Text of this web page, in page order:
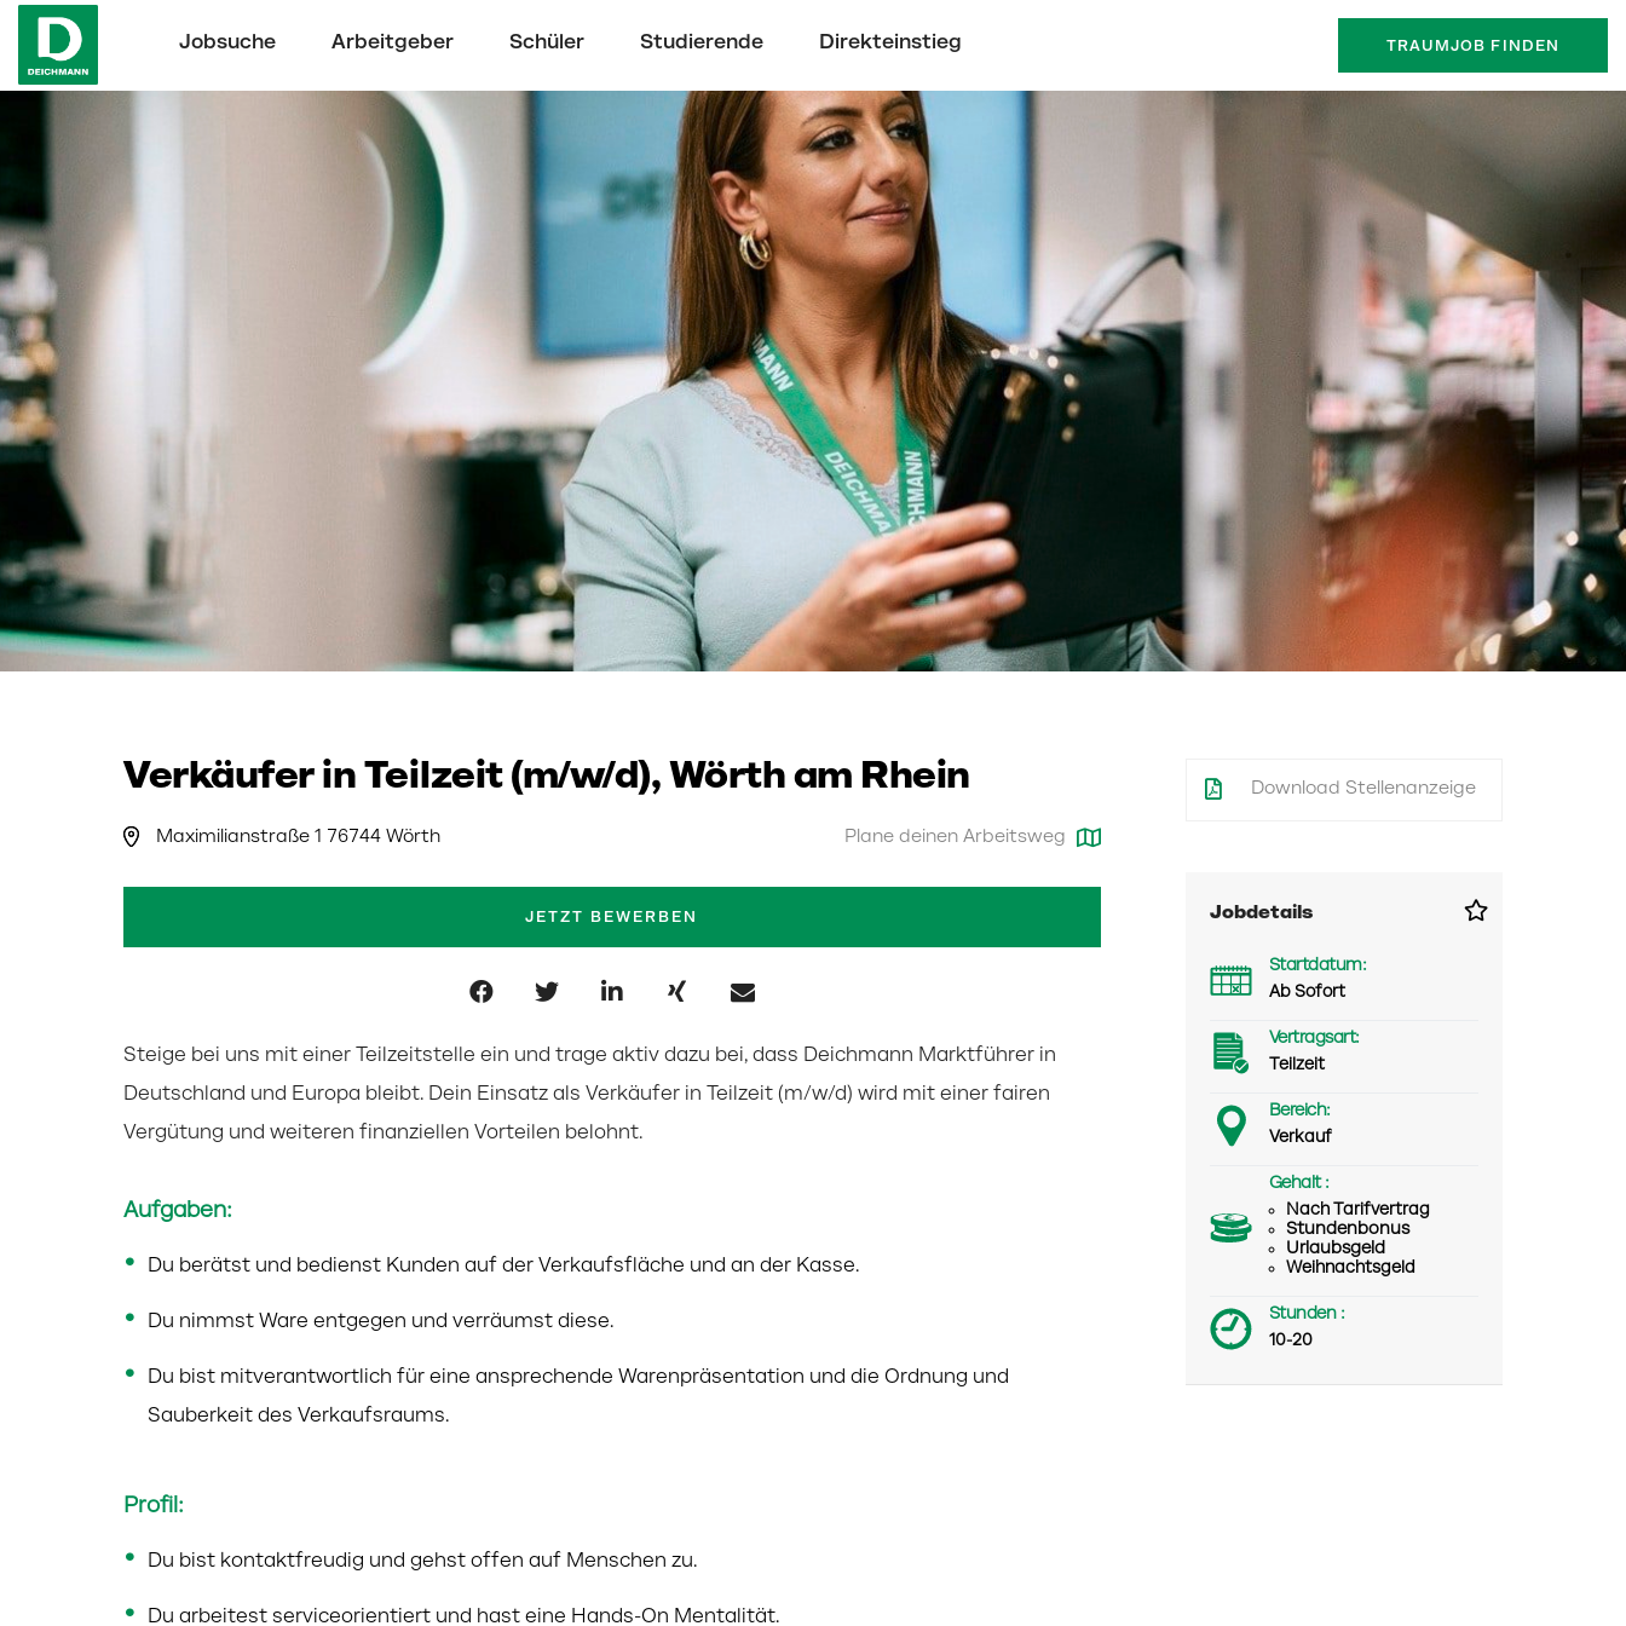
Jobsuche Arbeitgeber Schüler Studierende Direkteinstieg TRAUMJOB FINDEN
Verkäufer in Teilzeit (m/w/d), Wörth am Rhein
Maximilianstraße 1 76744 Wörth Plane deinen Arbeitsweg
JETZT BEWERBEN
Steige bei uns mit einer Teilzeitstelle ein und trage aktiv dazu bei, dass Deichmann Marktführer in
Deutschland und Europa bleibt. Dein Einsatz als Verkäufer in Teilzeit (m/w/d) wird mit einer fairen
Vergütung und weiteren finanziellen Vorteilen belohnt.
Aufgaben:
Du berätst und bedienst Kunden auf der Verkaufsfläche und an der Kasse.
Du nimmst Ware entgegen und verräumst diese.
Du bist mitverantwortlich für eine ansprechende Warenpräsentation und die Ordnung und
Sauberkeit des Verkaufsraums.
Profil:
Du bist kontaktfreudig und gehst offen auf Menschen zu.
Du arbeitest serviceorientiert und hast eine Hands-On Mentalität.
Download Stellenanzeige
Jobdetails
Startdatum:
Ab Sofort
Vertragsart:
Teilzeit
Bereich:
Verkauf
Gehalt :
Nach Tarifvertrag
Stundenbonus
Urlaubsgeld
Weihnachtsgeld
Stunden :
10-20